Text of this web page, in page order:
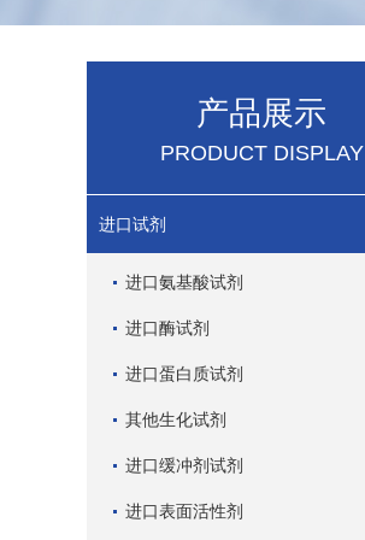
产品展示
PRODUCT DISPLAY
进口试剂
进口氨基酸试剂
进口酶试剂
进口蛋白质试剂
其他生化试剂
进口缓冲剂试剂
进口表面活性剂